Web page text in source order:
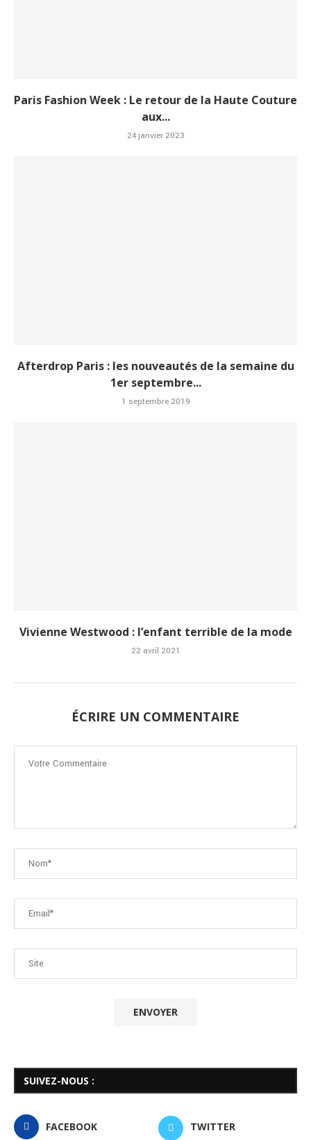
Paris Fashion Week : Le retour de la Haute Couture
aux...
24 janvier 2023
Afterdrop Paris : les nouveautés de la semaine du
1er septembre...
1 septembre 2019
Vivienne Westwood : l’enfant terrible de la mode
22 avril 2021
ÉCRIRE UN COMMENTAIRE
SUIVEZ-NOUS :
FACEBOOK TWITTER